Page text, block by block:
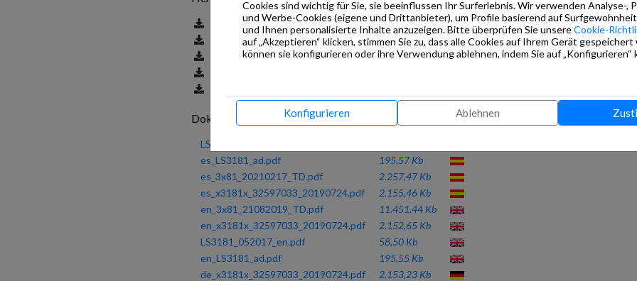
es_rcd309xm_release_2.zip
19.070,66 Kb
es_jung0110.zip
59.052,45 Kb
es_4093krmtsd.zip
8.136,30 Kb
Dokumentation
LS3181_052017_es.pdf
es_LS3181_ad.pdf
195,57 Kb
es_3x81_20210217_TD.pdf
2.257,47 Kb
es_x3181x_32597033_20190724.pdf
2.155,46 Kb
en_3x81_21082019_TD.pdf
11.451,44 Kb
en_x3181x_32597033_20190724.pdf
2.152,65 Kb
LS3181_052017_en.pdf
58,50 Kb
en_LS3181_ad.pdf
195,55 Kb
de_x3181x_32597033_20190724.pdf
2.153,23 Kb
Cookies sind wichtig für Sie, sie beeinflussen Ihr Surferlebnis. Wir verwenden Analyse-,
und Werbe-Cookies (eigene und Drittanbieter), um Profile basierend auf
und Ihnen personalisierte Inhalte anzuzeigen. Bitte überprüfen Sie unsereCookie-
auf „Akzeptieren“ klicken, stimmen Sie zu, dass alle Cookies auf Ihrem Gerät gespeichert
können sie konfigurieren oder ihre Verwendung ablehnen, indem Sie auf „Konfigurieren“
Konfigurieren Ablehnen